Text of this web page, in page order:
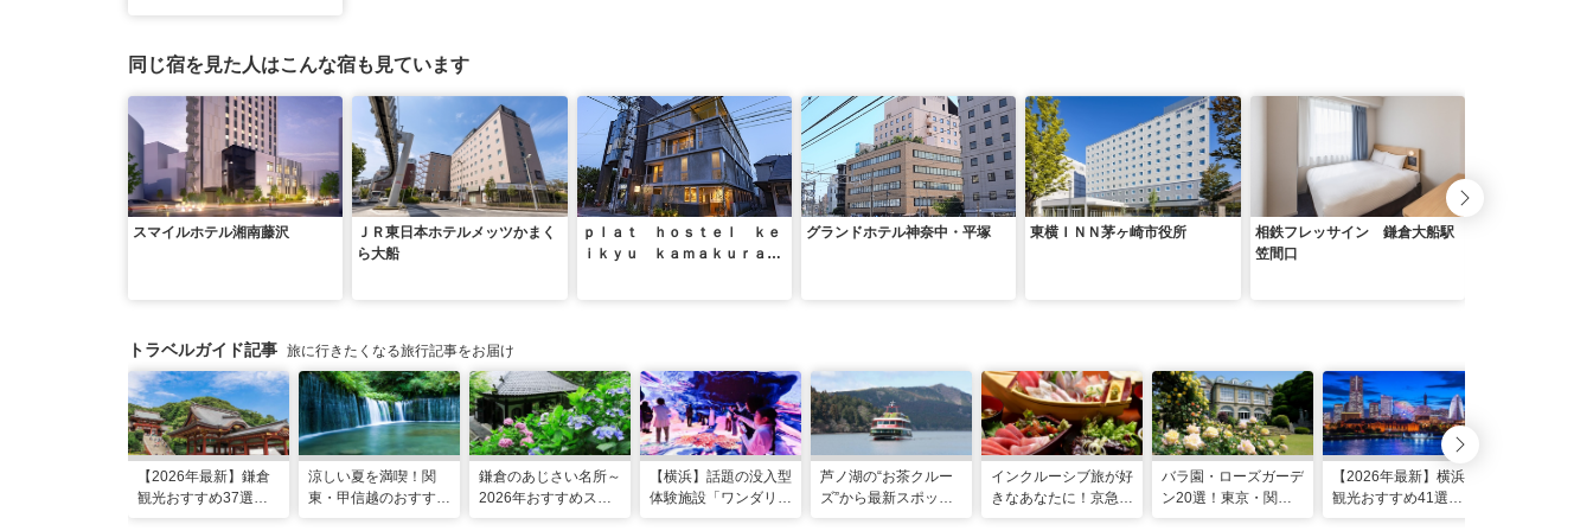
同じ宿を見た人はこんな宿も見ています
スマイルホテル湘南藤沢
ＪＲ東日本ホテルメッツかまく
ら大船
ｐｌａｔ ｈｏｓｔｅｌ ｋｅ
ｉｋｙｕ ｋａｍａｋｕｒａ
グランドホテル神奈中・平塚 東横ＩＮＮ茅ヶ崎市役所
相鉄フレッサイン 鎌倉大船駅
笠間口
トラベルガイド記事 旅に行きたくなる旅行記事をお届け
【2026年最新】鎌倉
観光おすすめ37選！
涼しい夏を満喫！関
東・甲信越のおすすめ
鎌倉のあじさい名所～
2026年おすすめスポ
【横浜】話題の没入型
体験施設「ワンダリア
芦ノ湖の“お茶クルー
ズ”から最新スポット
インクルーシブ旅が好
きなあなたに！京急
バラ園・ローズガーデ
ン20選！東京・関東
【2026年最新】横浜
観光おすすめ41選！